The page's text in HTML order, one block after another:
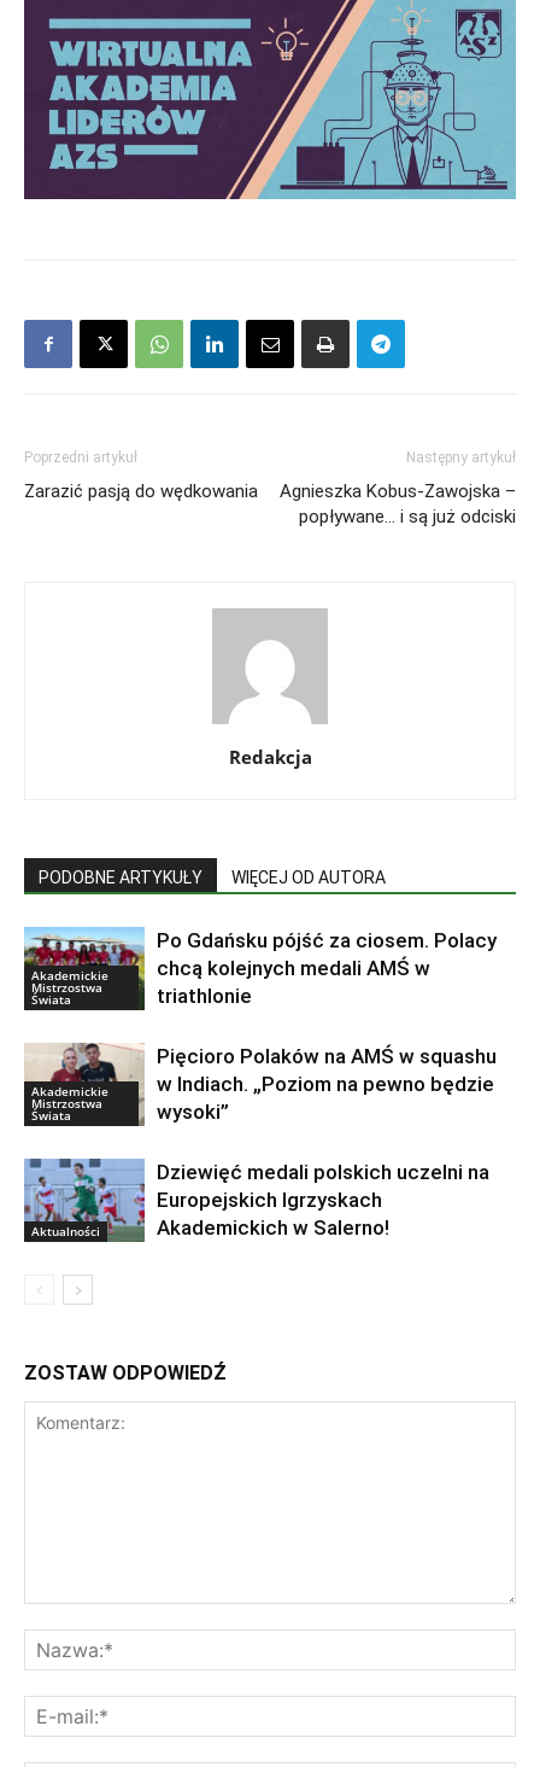
Poprzedni artykuł
Zarazić pasją do wędkowania
Następny artykuł
Agnieszka Kobus-Zawojska –
popływane… i są już odciski
Redakcja
PODOBNE ARTYKUŁY WIĘCEJ OD AUTORA
Akademickie
Mistrzostwa
Świata
Po Gdańsku pójść za ciosem. Polacy
chcą kolejnych medali AMŚ w
triathlonie
Akademickie
Mistrzostwa
Świata
Pięcioro Polaków na AMŚ w squashu
w Indiach. „Poziom na pewno będzie
wysoki”
Aktualności
Dziewięć medali polskich uczelni na
Europejskich Igrzyskach
Akademickich w Salerno!
ZOSTAW ODPOWIEDŹ